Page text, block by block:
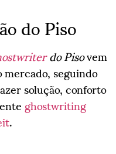
do Piso
do Pisovem
seguindo
solução, conforto
ghostwriting
.